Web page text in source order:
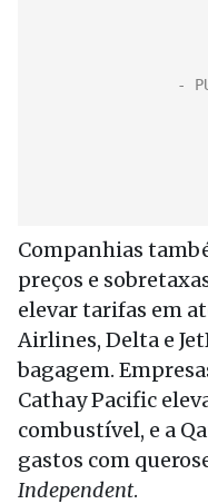
Companhias
preços e
elevar tarifas em
Airlines, Delta e
bagagem.
Cathay Pacific
combustível, e a
gastos com
Independent.